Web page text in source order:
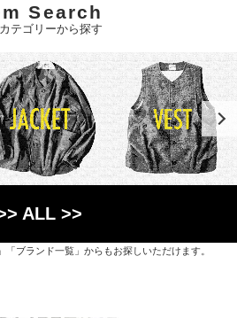
Search
テゴリーから探す
ALL >>
ブランド一覧」からもお探しいただけます。
ンアイテムが中心の